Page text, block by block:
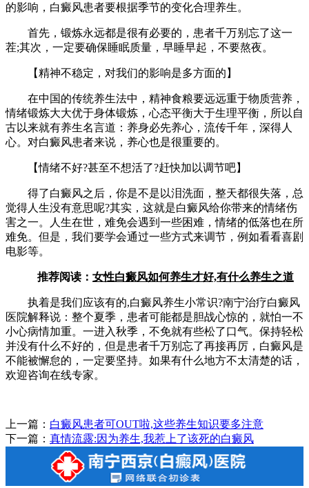
的影响，白癜风患者要根据季节的变化合理养生。
首先，锻炼永远都是很有必要的，患者千万别忘了这一
茬;其次，一定要确保睡眠质量，早睡早起，不要熬夜。
【精神不稳定，对我们的影响是多方面的】
在中国的传统养生法中，精神食粮要远远重于物质营养，
情绪锻炼大大优于身体锻炼，心态平衡大于生理平衡，所以自
古以来就有养生名言道：养身必先养心，流传千年，深得人
心。对白癜风患者来说，养心也是很重要的。
【情绪不好?甚至不想活了?赶快加以调节吧】
得了白癜风之后，你是不是以泪洗面，整天都很失落，总
觉得人生没有意思呢?其实，这就是白癜风给你带来的情绪伤
害之一。人生在世，难免会遇到一些困难，情绪的低落也在所
难免。但是，我们要学会通过一些方式来调节，例如看看喜剧
电影等。
推荐阅读： 女性白癜风如何养生才好,有什么养生之道
执着是我们应该有的,白癜风养生小常识?南宁治疗白癜风
医院解释说：整个夏季，患者可能都是胆战心惊的，就怕一不
小心病情加重。一进入秋季，不免就有些松了口气。保持轻松
并没有什么不好的，但是患者千万别忘了再接再厉，白癜风是
不能被懈怠的，一定要坚持。如果有什么地方不太清楚的话，
欢迎咨询在线专家。
上一篇： 白癜风患者可OUT啦,这些养生知识要多注意
下一篇： 真情流露:因为养生,我惹上了该死的白癜风